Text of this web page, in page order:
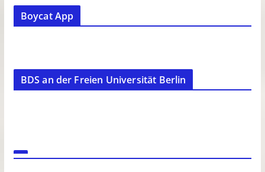
Boycat App
BDS an der Freien Universität Berlin